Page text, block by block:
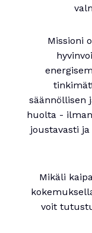
Missioni
säännöllisen
huolta -
joustavasti
Mikäli
voit